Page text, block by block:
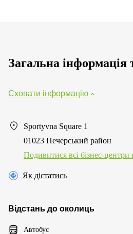
Загальна інформація
Сховати інформацію
Sportyvna Square 1
01023 Печерський район
Подивитися всі бізнес-центри
Як дістатись
Відстань до околиць
Автобус